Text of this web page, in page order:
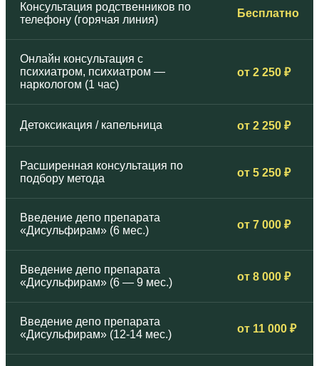
Консультация родственников по
телефону (горячая линия)
Бесплатно
Онлайн консультация с
психиатром, психиатром —
наркологом (1 час)
от 2 250 ₽
Детоксикация / капельница от 2 250 ₽
Расширенная консультация по
подбору метода
от 5 250 ₽
Введение депо препарата
«Дисульфирам» (6 мес.)
от 7 000 ₽
Введение депо препарата
«Дисульфирам» (6 — 9 мес.)
от 8 000 ₽
Введение депо препарата
«Дисульфирам» (12-14 мес.)
от 11 000 ₽